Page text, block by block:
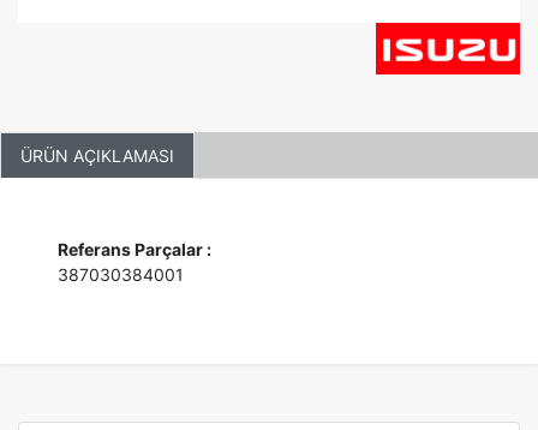
ÜRÜN AÇIKLAMASI
Referans Parçalar :
387030384001